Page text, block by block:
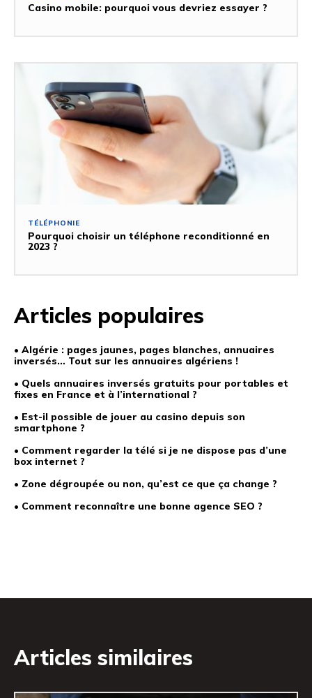
Casino mobile: pourquoi vous devriez essayer ?
TÉLÉPHONIE
Pourquoi choisir un téléphone reconditionné en
2023 ?
Articles populaires
• Algérie : pages jaunes, pages blanches, annuaires
inversés… Tout sur les annuaires algériens !
• Quels annuaires inversés gratuits pour portables et
fixes en France et à l’international ?
• Est-il possible de jouer au casino depuis son
smartphone ?
• Comment regarder la télé si je ne dispose pas d’une
box internet ?
• Zone dégroupée ou non, qu’est ce que ça change ?
• Comment reconnaître une bonne agence SEO ?
Articles similaires